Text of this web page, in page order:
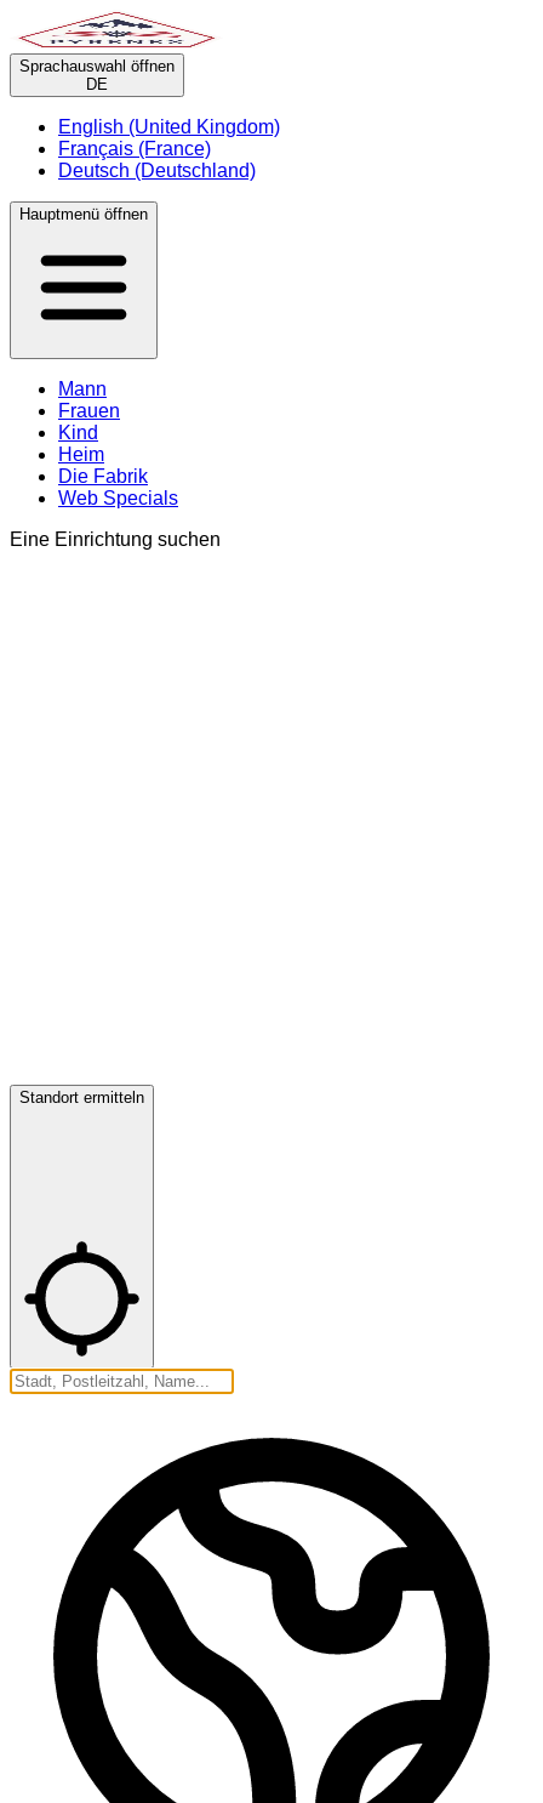
Sprachauswahl öffnen
DE
English (United Kingdom)
Français (France)
Deutsch (Deutschland)
Hauptmenü öffnen
Mann
Frauen
Kind
Heim
Die Fabrik
Web Specials
Eine Einrichtung suchen
Standort ermitteln